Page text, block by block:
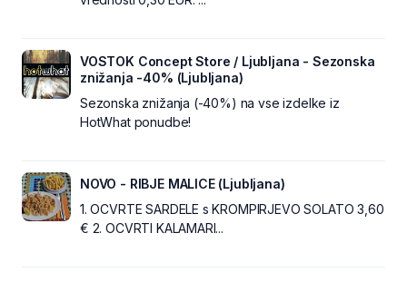
VOSTOK Concept Store / Ljubljana - Sezonska
znižanja -40% (Ljubljana)
Sezonska znižanja (-40%) na vse izdelke iz
HotWhat ponudbe!
NOVO - RIBJE MALICE (Ljubljana)
1. OCVRTE SARDELE s KROMPIRJEVO SOLATO 3,60
€ 2. OCVRTI KALAMARI...